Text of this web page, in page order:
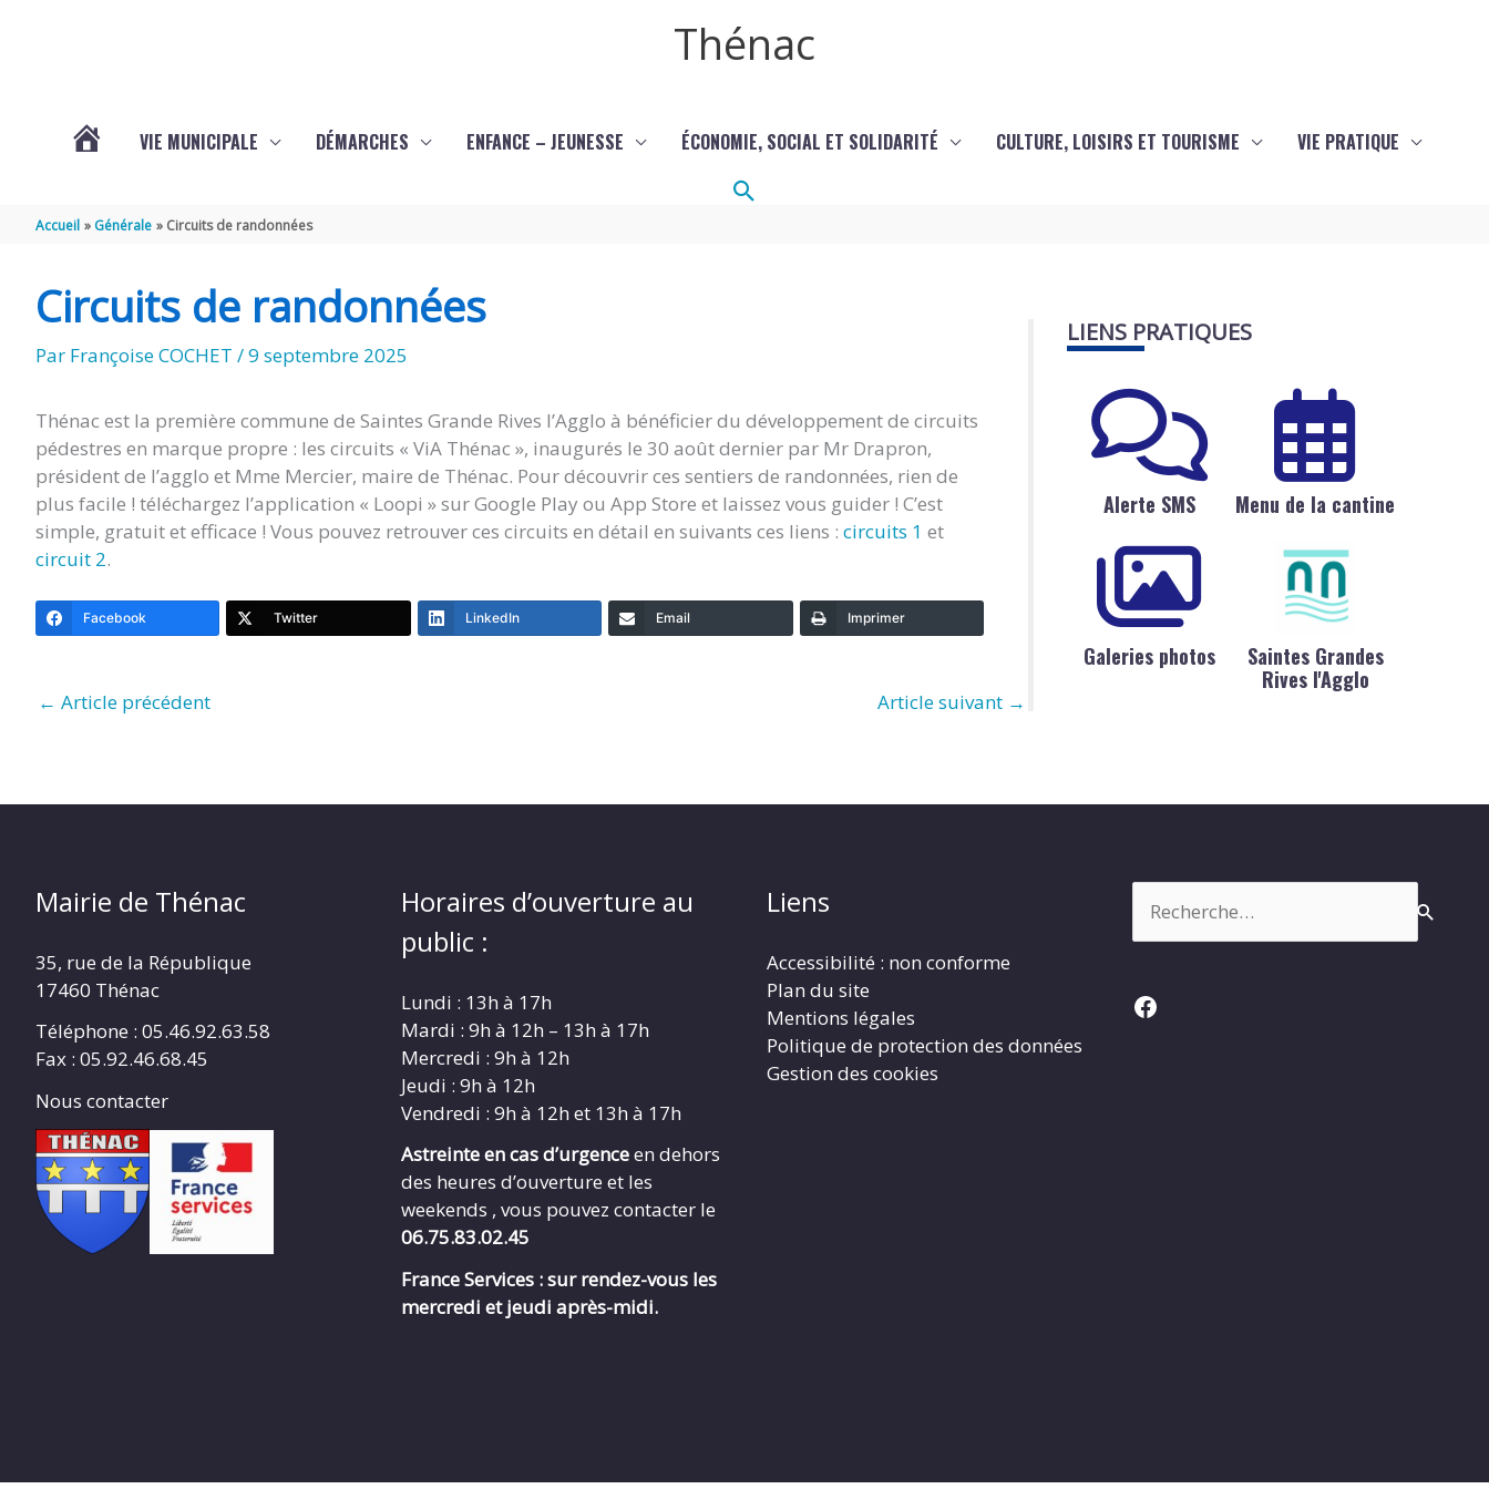
Thénac
THÉNAC
VIE MUNICIPALE DÉMARCHES ENFANCE – JEUNESSE ÉCONOMIE, SOCIAL ET SOLIDARITÉ CULTURE, LOISIRS ET TOURISME VIE PRATIQUE
Rechercher
Accueil Générale Circuits de randonnées
Circuits de randonnées
Par Françoise COCHET /9 septembre 2025
Thénac est la première commune de Saintes Grande Rives l’Agglo à bénéficier du développement de circuits
pédestres en marque propre : les circuits « ViA Thénac », inaugurés le 30 août dernier par Mr Drapron,
président de l’agglo et Mme Mercier, maire de Thénac. Pour découvrir ces sentiers de randonnées, rien de
plus facile ! téléchargez l’application « Loopi » sur Google Play ou App Store et laissez vous guider ! C’est
simple, gratuit et efficace ! Vous pouvez retrouver ces circuits en détail en suivants ces liens : circuits 1 et
circuit 2.
Facebook Twitter LinkedIn Email Imprimer
← Article précédent Article suivant →
LIENS PRATIQUES
Alerte SMS Menu de la cantine
Galeries photos
Saintes Grandes
Rives l'Agglo
Mairie de Thénac
35, rue de la République
17460 Thénac
Téléphone : 05.46.92.63.58
Fax : 05.92.46.68.45
Nous contacter
Horaires d’ouverture au
public :
Lundi : 13h à 17h
Mardi : 9h à 12h – 13h à 17h
Mercredi : 9h à 12h
Jeudi : 9h à 12h
Vendredi : 9h à 12h et 13h à 17h
Astreinte en cas d’urgenceen dehors
des heures d’ouverture et les
weekends , vous pouvez contacter le
06.75.83.02.45
France Services : sur rendez-vous les
mercredi et jeudi après-midi.
Liens
Accessibilité : non conforme
Plan du site
Mentions légales
Politique de protection des données
Gestion des cookies
Facebook